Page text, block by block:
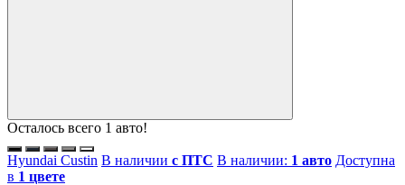
Осталось всего 1 авто!
Hyundai Custin В наличии с ПТС В наличии: 1 авто Доступна
в 1 цвете